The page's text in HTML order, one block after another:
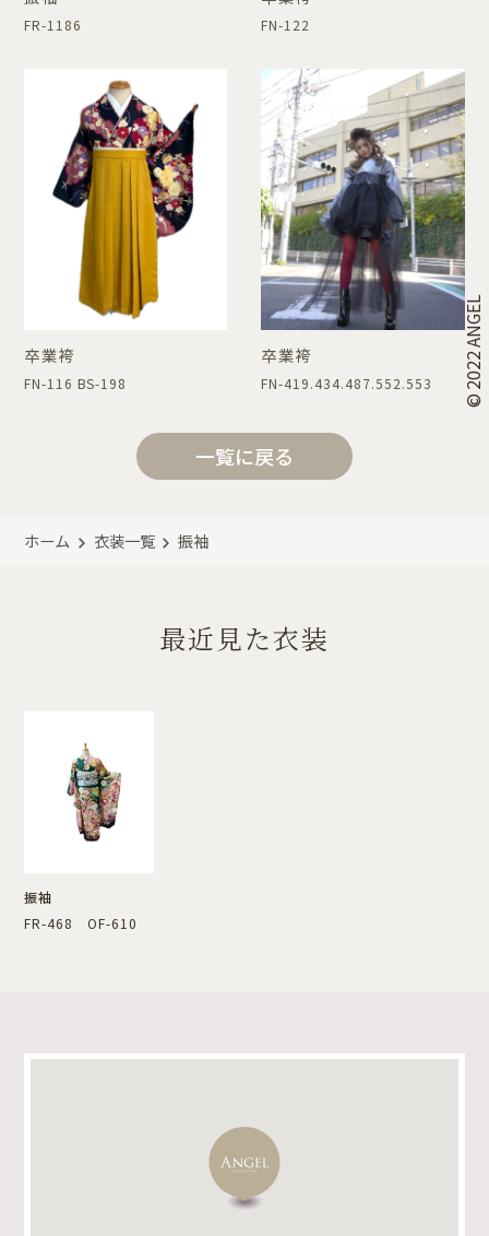
FR-1186 FN-122
卒業袴
FN-116 BS-198
卒業袴
FN-419.434.487.552.553
一覧に戻る
ホーム 衣装一覧 振袖
最近見た衣装
振袖
FR-468 OF-610
© 2022 ANGEL